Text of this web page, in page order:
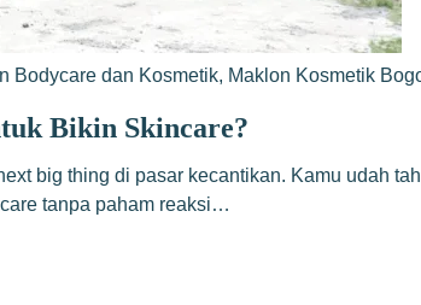
Bodycare dan Kosmetik, Maklon Kosmetik
Bikin Skincare?
big thing di pasar kecantikan. Kamu udah
tanpa paham reaksi…